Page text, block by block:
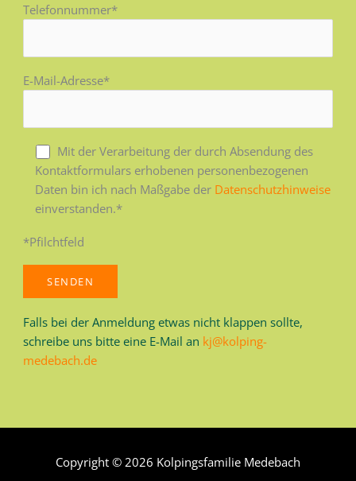
Telefonnummer*
E-Mail-Adresse*
Mit der Verarbeitung der durch Absendung des
Kontaktformulars erhobenen personenbezogenen
Daten bin ich nach Maßgabe der Datenschutzhinweise
einverstanden.*
*Pfilchtfeld
Falls bei der Anmeldung etwas nicht klappen sollte,
schreibe uns bitte eine E-Mail an kj@kolping-
medebach.de
Copyright © 2026 Kolpingsfamilie Medebach